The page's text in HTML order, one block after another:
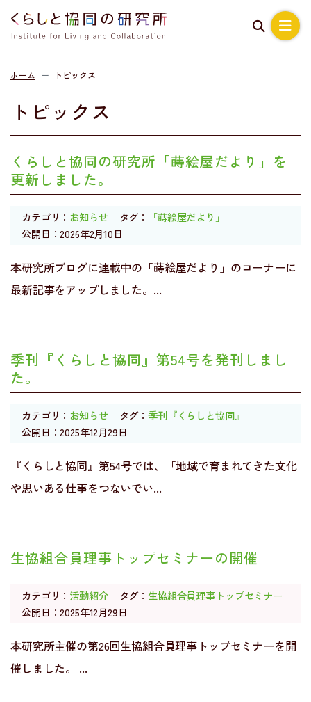
ホーム トピックス
トピックス
くらしと協同の研究所「蒔絵屋だより」を
更新しました。
カテゴリ： お知らせ タグ：
「蒔絵屋だより」
公開日：2026年2月10日
本研究所ブログに連載中の「蒔絵屋だより」のコーナーに
最新記事をアップしました。...
季刊『くらしと協同』第54号を発刊しまし
た。
カテゴリ： お知らせ タグ：季刊『くらしと協同』
公開日：2025年12月29日
『くらしと協同』第54号では、「地域で育まれてきた文化
や思いある仕事をつないでい...
生協組合員理事トップセミナーの開催
カテゴリ： 活動紹介 タグ： 生協組合員理事トップセミナー
公開日：2025年12月29日
本研究所主催の第26回生協組合員理事トップセミナーを開
催しました。 ...